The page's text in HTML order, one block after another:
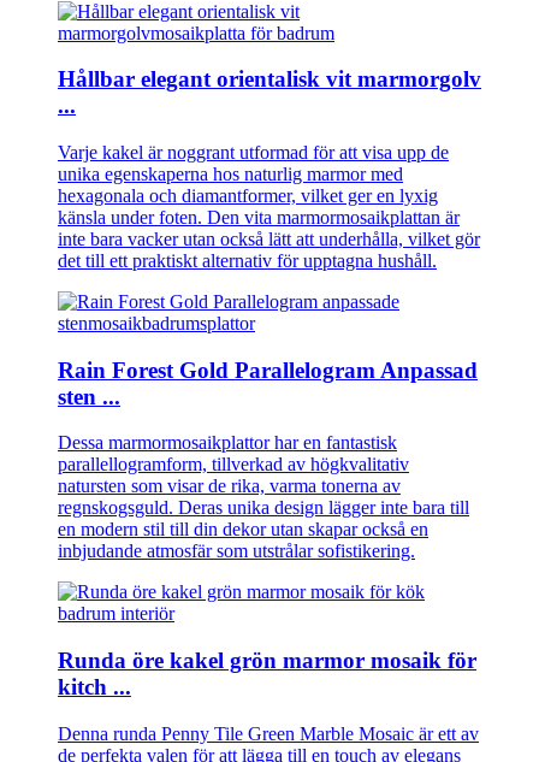
Hållbar elegant orientalisk vit marmorgolv
...
Varje kakel är noggrant utformad för att visa upp de
unika egenskaperna hos naturlig marmor med
hexagonala och diamantformer, vilket ger en lyxig
känsla under foten. Den vita marmormosaikplattan är
inte bara vacker utan också lätt att underhålla, vilket gör
det till ett praktiskt alternativ för upptagna hushåll.
Rain Forest Gold Parallelogram Anpassad
sten ...
Dessa marmormosaikplattor har en fantastisk
parallellogramform, tillverkad av högkvalitativ
natursten som visar de rika, varma tonerna av
regnskogsguld. Deras unika design lägger inte bara till
en modern stil till din dekor utan skapar också en
inbjudande atmosfär som utstrålar sofistikering.
Runda öre kakel grön marmor mosaik för
kitch ...
Denna runda Penny Tile Green Marble Mosaic är ett av
de perfekta valen för att lägga till en touch av elegans